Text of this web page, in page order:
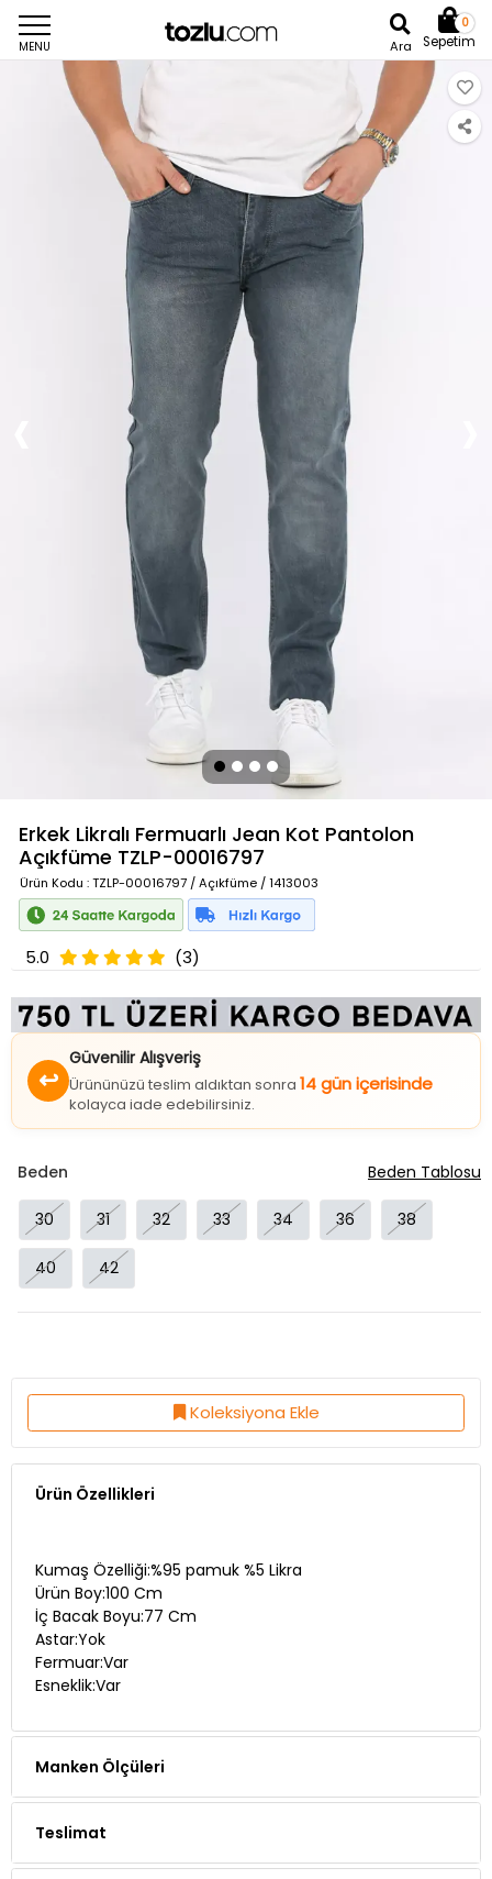
MENU Ara
0
Sepetim
Erkek Likralı Fermuarlı Jean Kot Pantolon
Açıkfüme TZLP-00016797
Ürün Kodu : TZLP-00016797 / Açıkfüme / 1413003
5.0 (3)
↩
Güvenilir Alışveriş
Ürününüzü teslim aldıktan sonra 14 gün içerisinde
kolayca iade edebilirsiniz.
Beden
30 31 32 33 34 36 38
40 42
Beden Tablosu
Koleksiyona Ekle
Ürün Özellikleri
Kumaş Özelliği:%95 pamuk %5 Likra
Ürün Boy:100 Cm
İç Bacak Boyu:77 Cm
Astar:Yok
Fermuar:Var
Esneklik:Var
Manken Ölçüleri
Teslimat